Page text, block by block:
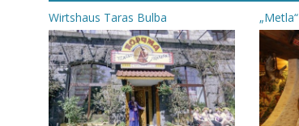
Wirtshaus Taras Bulba „Metla“